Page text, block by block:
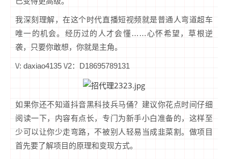
我深刻理解，在这个时代直播短视频就是普通人弯道超车
唯一的机会。经历过的人才会懂……心怀希望，草根逆
袭，只要你敢想，你就是主角。
\/: daxiao4135 \/2：D18695789131
如果你还不知道抖音黑科技兵马俑？建议你花点时间仔细
阅读一下，内容有点长，专门为新手小白准备的，这样至
少可以让你少走弯路，不被别人轻易当成韭菜割。做项目
首先要了解项目的原理和变现方式。